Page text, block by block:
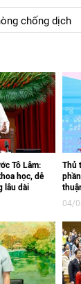
chống dịch
Tô Lâm:
học, dễ
lâu dài
Thủ
04/